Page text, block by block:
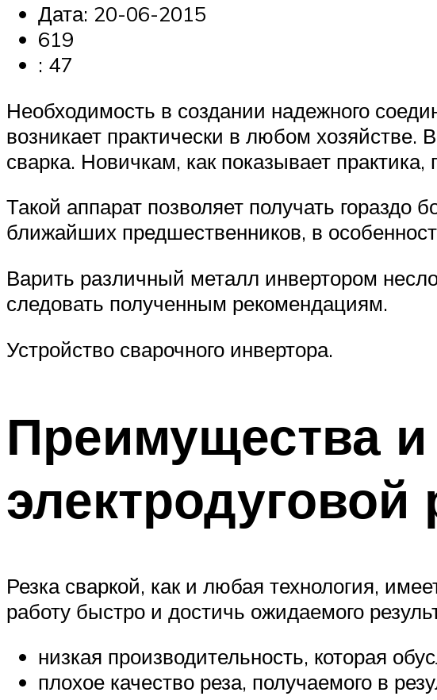
Дата: 20-06-2015
619
: 47
Необходимость в создании надежного
возникает практически в любом
сварка. Новичкам, как показывает
Такой аппарат позволяет получать гораздо
ближайших предшественников, в
Варить различный металл инвертором
следовать полученным рекомендациям.
Устройство сварочного инвертора.
Преимущества и
электродуговой
Резка сваркой, как и любая технология,
работу быстро и достичь ожидаемого
низкая производительность, которая
плохое качество реза, получаемого в